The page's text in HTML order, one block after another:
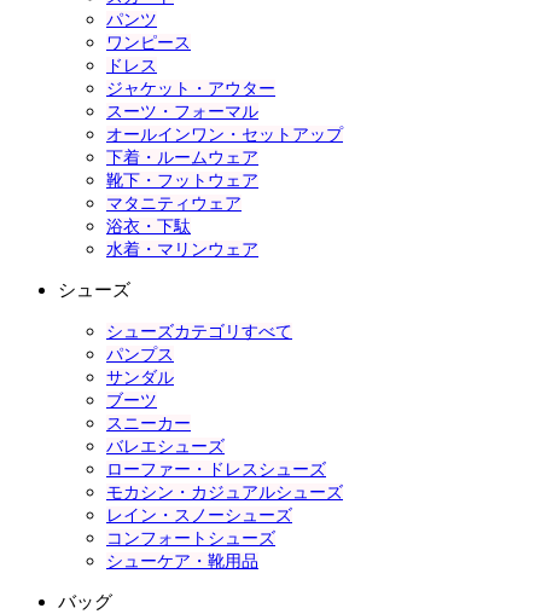
パンツ
ワンピース
ドレス
ジャケット・アウター
スーツ・フォーマル
オールインワン・セットアップ
下着・ルームウェア
靴下・フットウェア
マタニティウェア
浴衣・下駄
水着・マリンウェア
シューズ
シューズカテゴリすべて
パンプス
サンダル
ブーツ
スニーカー
バレエシューズ
ローファー・ドレスシューズ
モカシン・カジュアルシューズ
レイン・スノーシューズ
コンフォートシューズ
シューケア・靴用品
バッグ